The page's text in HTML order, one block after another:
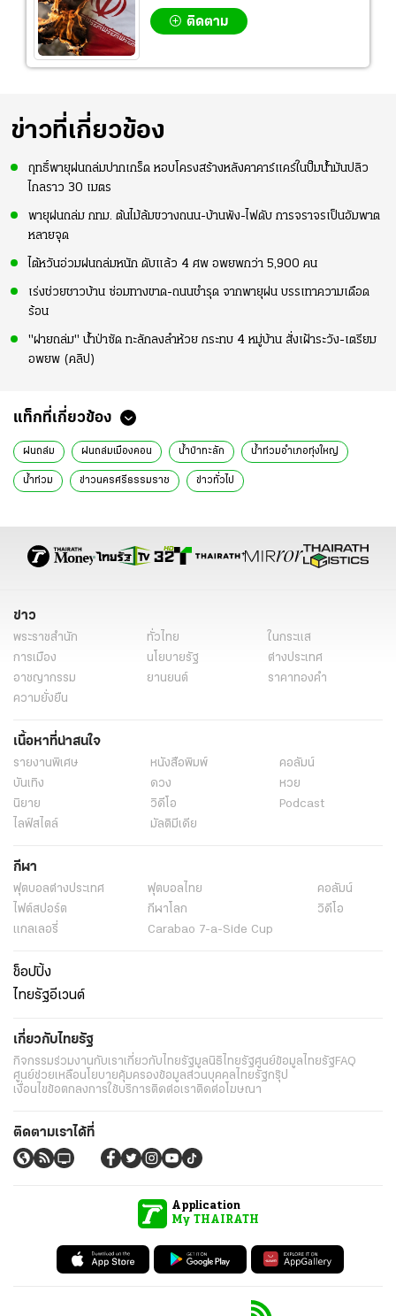
ติดตาม
ข่าวที่เกี่ยวข้อง
ฤทธิ์พายุฝนถล่มปากเกร็ด หอบโครงสร้างหลังคาคาร์แคร์ในปั๊มน้ำมันปลิว
ไกลราว 30 เมตร
พายุฝนถล่ม กทม. ต้นไม้ล้มขวางถนน-บ้านพัง-ไฟดับ การจราจรเป็นอัมพาต
หลายจุด
ไต้หวันอ่วมฝนถล่มหนัก ดับแล้ว 4 ศพ อพยพกว่า 5,900 คน
เร่งช่วยชาวบ้าน ซ่อมทางขาด-ถนนชำรุด จากพายุฝน บรรเทาความเดือด
ร้อน
"ฝายถล่ม" น้ำป่าซัด ทะลักลงลำห้วย กระทบ 4 หมู่บ้าน สั่งเฝ้าระวัง-เตรียม
อพยพ (คลิป)
แท็กที่เกี่ยวข้อง
ฝนถล่ม ฝนถล่มเมืองคอน น้ำป่าทะลัก น้ำท่วมอำเภอทุ่งใหญ่
น้ำท่วม ข่าวนครศรีธรรมราช ข่าวทั่วไป
ข่าว
พระราชสำนัก ทั่วไทย
ในกระแส
การเมือง
นโยบายรัฐ
ต่างประเทศ
อาชญากรรม
ยานยนต์
ราคาทองคำ
ความยั่งยืน
เนื้อหาที่น่าสนใจ
รายงานพิเศษ หนังสือพิมพ์
คอลัมน์
บันเทิง
ดวง
หวย
นิยาย
วิดีโอ
Podcast
ไลฟ์สไตล์
มัลติมีเดีย
กีฬา
ฟุตบอลต่่างประเทศ ฟุตบอลไทย
คอลัมน์
ไฟต์สปอร์ต
กีฬาโลก
วิดีโอ
แกลเลอรี่
Carabao 7-a-Side Cup
ช็อปปิ้ง
ไทยรัฐอีเวนต์
เกี่ยวกับไทยรัฐ
กิจกรรมร่วมงานกับเราเกี่ยวกับไทยรัฐมูลนิธิไทยรัฐศูนย์ข้อมูลไทยรัฐFAQ
ศูนย์ช่วยเหลือนโยบายคุ้มครองข้อมูลส่วนบุคคลไทยรัฐกรุ๊ป
เงื่อนไขข้อตกลงการใช้บริการติดต่อเราติดต่อโฆษณา
ติดตามเราได้ที่
Application
My THAIRATH